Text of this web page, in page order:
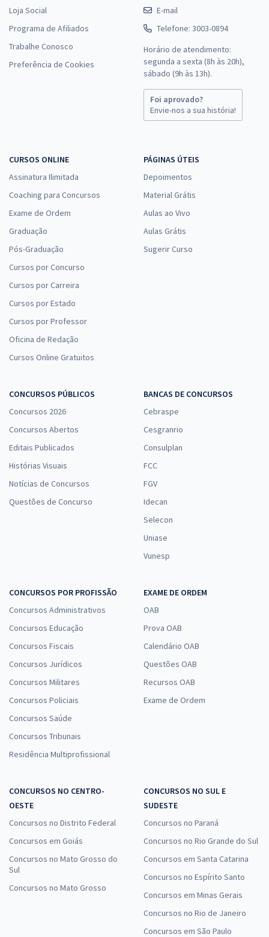
Loja Social
Programa de Afiliados
Trabalhe Conosco
Preferência de Cookies
E-mail
Telefone: 3003-0894
Horário de atendimento:
segunda a sexta (8h às 20h),
sábado (9h às 13h).
Foi aprovado?
Envie-nos a sua história!
CURSOS ONLINE
Assinatura Ilimitada
Coaching para Concursos
Exame de Ordem
Graduação
Pós-Graduação
Cursos por Concurso
Cursos por Carreira
Cursos por Estado
Cursos por Professor
Oficina de Redação
Cursos Online Gratuitos
PÁGINAS ÚTEIS
Depoimentos
Material Grátis
Aulas ao Vivo
Aulas Grátis
Sugerir Curso
CONCURSOS PÚBLICOS
Concursos 2026
Concursos Abertos
Editais Publicados
Histórias Visuais
Notícias de Concursos
Questões de Concurso
BANCAS DE CONCURSOS
Cebraspe
Cesgranrio
Consulplan
FCC
FGV
Idecan
Selecon
Uniase
Vunesp
CONCURSOS POR PROFISSÃO
Concursos Administrativos
Concursos Educação
Concursos Fiscais
Concursos Jurídicos
Concursos Militares
Concursos Policiais
Concursos Saúde
Concursos Tribunais
Residência Multiprofissional
EXAME DE ORDEM
OAB
Prova OAB
Calendário OAB
Questões OAB
Recursos OAB
Exame de Ordem
CONCURSOS NO CENTRO-
OESTE
Concursos no Distrito Federal
Concursos em Goiás
Concursos no Mato Grosso do
Sul
Concursos no Mato Grosso
CONCURSOS NO SUL E
SUDESTE
Concursos no Paraná
Concursos no Rio Grande do Sul
Concursos em Santa Catarina
Concursos no Espírito Santo
Concursos em Minas Gerais
Concursos no Rio de Janeiro
Concursos em São Paulo